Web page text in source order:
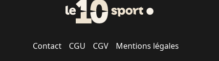
Contact CGU CGV Mentions légales